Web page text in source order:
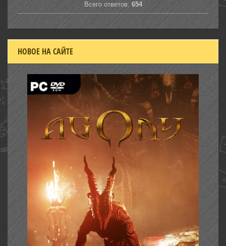
Всего ответов: 654
НОВОЕ НА САЙТЕ